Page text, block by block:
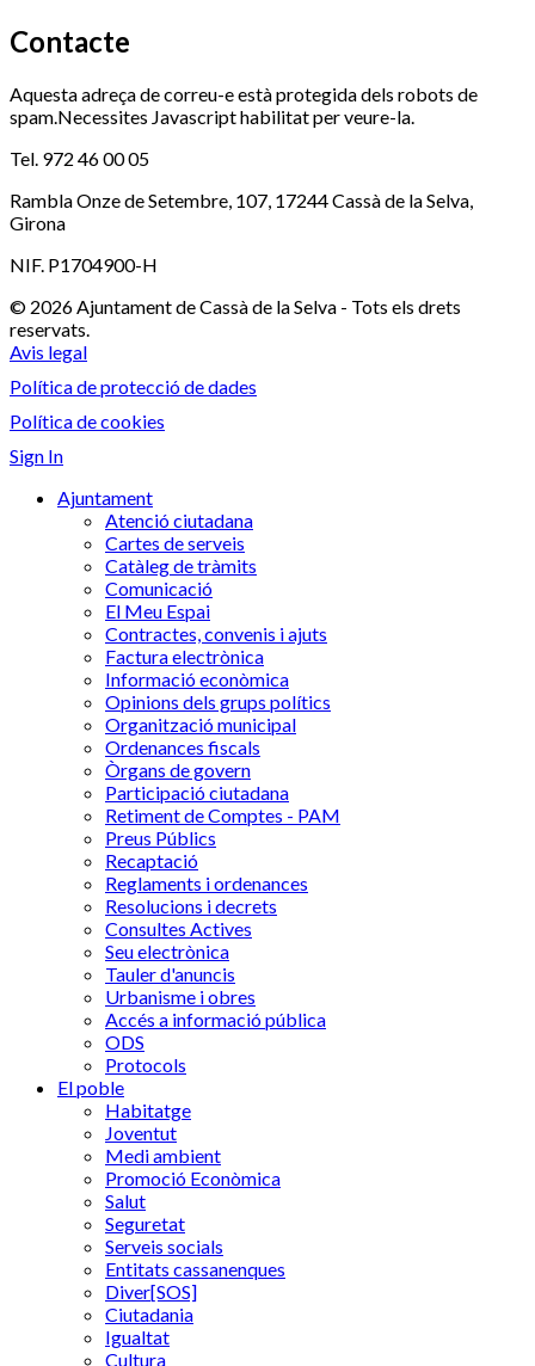
Contacte
Aquesta adreça de correu-e està protegida dels robots de
spam.Necessites Javascript habilitat per veure-la.
Tel. 972 46 00 05
Rambla Onze de Setembre, 107, 17244 Cassà de la Selva,
Girona
NIF. P1704900-H
© 2026 Ajuntament de Cassà de la Selva - Tots els drets
reservats.
Avis legal
Política de protecció de dades
Política de cookies
Sign In
Ajuntament
Atenció ciutadana
Cartes de serveis
Catàleg de tràmits
Comunicació
El Meu Espai
Contractes, convenis i ajuts
Factura electrònica
Informació econòmica
Opinions dels grups polítics
Organització municipal
Ordenances fiscals
Òrgans de govern
Participació ciutadana
Retiment de Comptes - PAM
Preus Públics
Recaptació
Reglaments i ordenances
Resolucions i decrets
Consultes Actives
Seu electrònica
Tauler d'anuncis
Urbanisme i obres
Accés a informació pública
ODS
Protocols
El poble
Habitatge
Joventut
Medi ambient
Promoció Econòmica
Salut
Seguretat
Serveis socials
Entitats cassanenques
Diver[SOS]
Ciutadania
Igualtat
Cultura